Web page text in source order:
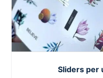
Sliders per